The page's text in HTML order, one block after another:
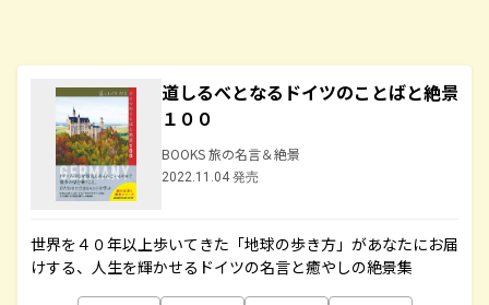
道しるべとなるドイツのことばと絶景
１００
BOOKS 旅の名言＆絶景
2022.11.04 発売
世界を４０年以上歩いてきた「地球の歩き方」があなたにお届
けする、人生を輝かせるドイツの名言と癒やしの絶景集